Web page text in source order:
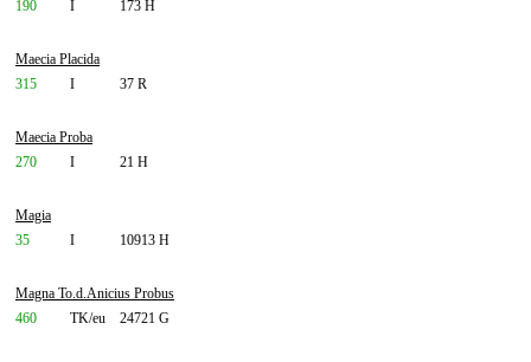
190
I 173 H
Maecia Placida
315
I 37 R
Maecia Proba
270
I 21 H
Magia
35
I 10913 H
Magna To.d.Anicius Probus
460
TK/eu 24721 G